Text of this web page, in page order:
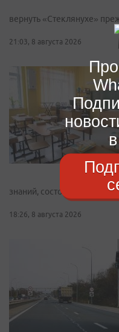
вернуть «Стеклянухе»
21:03, 8 августа 2026
знаний, состоятся 1
18:26, 8 августа 2026